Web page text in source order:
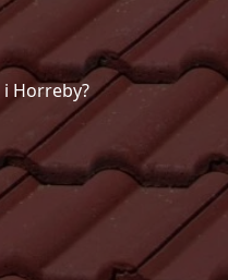
Horreby?